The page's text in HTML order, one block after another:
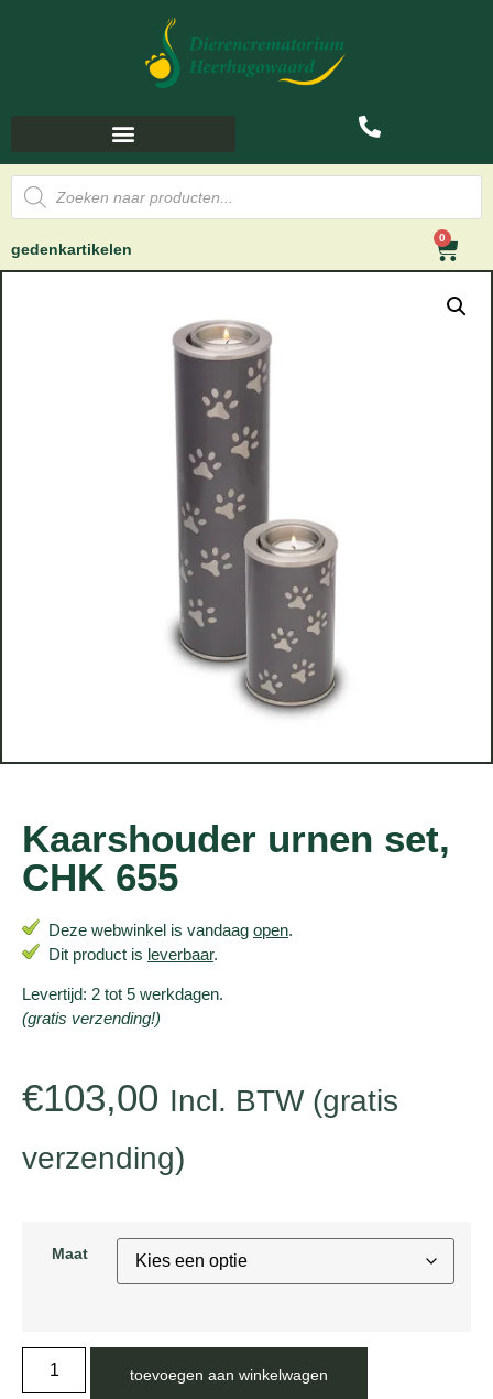
gedenkartikelen
0
Kaarshouder urnen set,
CHK 655
Deze webwinkel is vandaag open.
Dit product is leverbaar.
Levertijd: 2 tot 5 werkdagen.
(gratis verzending!)
€103,00 Incl. BTW (gratis
verzending)
Maat
toevoegen aan winkelwagen